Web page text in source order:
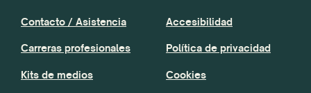
Contacto / Asistencia
Carreras profesionales
Kits de medios
Accesibilidad
Política de privacidad
Cookies